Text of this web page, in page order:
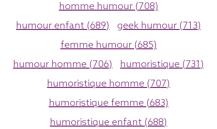
homme humour (708)
humour enfant (689)
geek humour (713)
femme humour (685)
humour homme (706)
humoristique (731)
humoristique homme (707)
humoristique femme (683)
humoristique enfant (688)